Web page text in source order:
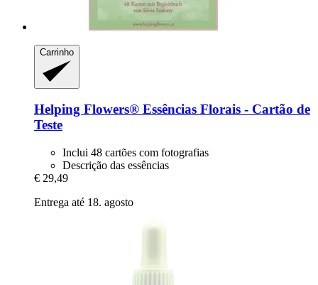
Carrinho
Helping Flowers® Essências Florais -​ Cartão de
Teste
Inclui 48 cartões com fotografias
Descrição das essências
€ 29,49
Entrega até 18. agosto